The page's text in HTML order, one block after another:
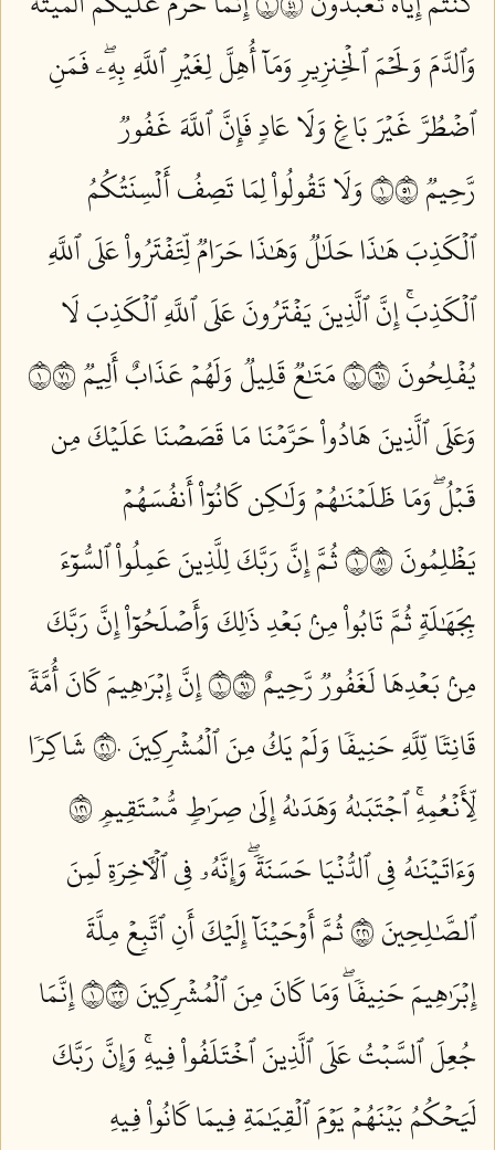
وَٱلدَّمَ وَلَحۡمَ ٱلۡخِنزِيرِ وَمَآ أُهِلَّ لِغَيۡرِ ٱللَّهِ بِهِۦۖ فَمَنِ
ٱضۡطُرَّ غَيۡرَ بَاغٖ وَلَا عَادٖ فَإِنَّ ٱللَّهَ غَفُورٞ
رَّحِيمٞ ١١٥
وَلَا تَقُولُواْ لِمَا تَصِفُ أَلۡسِنَتُكُمُ
ٱلۡكَذِبَ هَٰذَا حَلَٰلٞ وَهَٰذَا حَرَامٞ لِّتَفۡتَرُواْ عَلَى ٱللَّهِ
ٱلۡكَذِبَۚ إِنَّ ٱلَّذِينَ يَفۡتَرُونَ عَلَى ٱللَّهِ ٱلۡكَذِبَ لَا
يُفۡلِحُونَ ١١٦
مَتَٰعٞ قَلِيلٞ وَلَهُمۡ عَذَابٌ أَلِيمٞ ١١٧
وَعَلَى ٱلَّذِينَ هَادُواْ حَرَّمۡنَا مَا قَصَصۡنَا عَلَيۡكَ مِن
قَبۡلُۖ وَمَا ظَلَمۡنَٰهُمۡ وَلَٰكِن كَانُوٓاْ أَنفُسَهُمۡ
يَظۡلِمُونَ ١١٨
ثُمَّ إِنَّ رَبَّكَ لِلَّذِينَ عَمِلُواْ ٱلسُّوٓءَ
بِجَهَٰلَةٖ ثُمَّ تَابُواْ مِنۢ بَعۡدِ ذَٰلِكَ وَأَصۡلَحُوٓاْ إِنَّ رَبَّكَ
مِنۢ بَعۡدِهَا لَغَفُورٞ رَّحِيمٌ ١١٩
إِنَّ إِبۡرَٰهِيمَ كَانَ أُمَّةٗ
قَانِتٗا لِّلَّهِ حَنِيفٗا وَلَمۡ يَكُ مِنَ ٱلۡمُشۡرِكِينَ ١٢٠
شَاكِرٗا
لِّأَنۡعُمِهِۚ ٱجۡتَبَىٰهُ وَهَدَىٰهُ إِلَىٰ صِرَٰطٖ مُّسۡتَقِيمٖ ١٢١
وَءَاتَيۡنَٰهُ فِي ٱلدُّنۡيَا حَسَنَةٗۖ وَإِنَّهُۥ فِي ٱلۡأٓخِرَةِ لَمِنَ
ٱلصَّٰلِحِينَ ١٢٢
ثُمَّ أَوۡحَيۡنَآ إِلَيۡكَ أَنِ ٱتَّبِعۡ مِلَّةَ
إِبۡرَٰهِيمَ حَنِيفٗاۖ وَمَا كَانَ مِنَ ٱلۡمُشۡرِكِينَ ١٢٣
إِنَّمَا
جُعِلَ ٱلسَّبۡتُ عَلَى ٱلَّذِينَ ٱخۡتَلَفُواْ فِيهِۚ وَإِنَّ رَبَّكَ
لَيَحۡكُمُ بَيۡنَهُمۡ يَوۡمَ ٱلۡقِيَٰمَةِ فِيمَا كَانُواْ فِيهِ